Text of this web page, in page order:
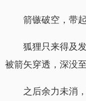
箭镞破空，带
狐狸只来得及
被箭矢穿透，深没至
之后余力未消